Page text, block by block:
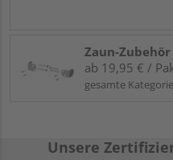
Zaun-Zubehör
ab 19,95 € /
gesamte
Unsere